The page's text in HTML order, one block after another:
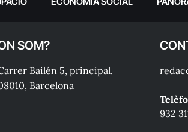
SOM?
Bailén 5, principal.
Barcelona
932